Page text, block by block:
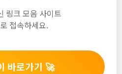
링크 모음 사이트
접속하세요.
바로가기 🚀